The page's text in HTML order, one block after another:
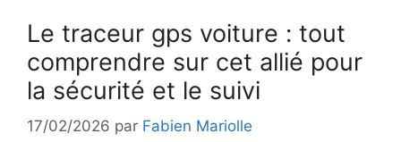
Le traceur gps voiture : tout
comprendre sur cet allié pour
la sécurité et le suivi
17/02/2026 par Fabien Mariolle